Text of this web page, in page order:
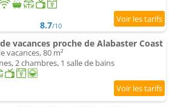
8.7/10
vacances proche de Alabaster Coast
vacances, 80 m²
2 chambres, 1 salle de bains